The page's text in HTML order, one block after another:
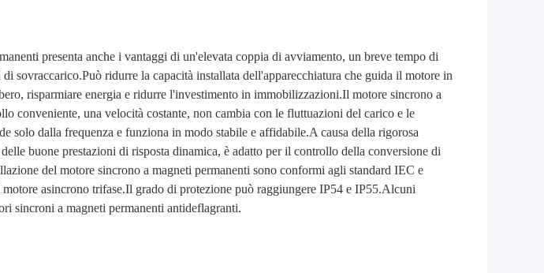
presenta anche i vantaggi di un'elevata coppia di avviamento, un breve tempo di
sovraccarico.Può ridurre la capacità installata dell'apparecchiatura che guida il motore in
risparmiare energia e ridurre l'investimento in immobilizzazioni.Il motore sincrono a
conveniente, una velocità costante, non cambia con le fluttuazioni del carico e le
solo dalla frequenza e funziona in modo stabile e affidabile.A causa della rigorosa
buone prestazioni di risposta dinamica, è adatto per il controllo della conversione di
del motore sincrono a magneti permanenti sono conformi agli standard IEC e
asincrono trifase.Il grado di protezione può raggiungere IP54 e IP55.Alcuni
sincroni a magneti permanenti antideflagranti.